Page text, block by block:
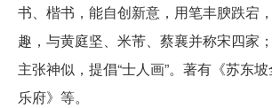
书、楷书，能自创新意，用笔丰腴跌宕
趣，与黄庭坚、米芾、蔡襄并称宋四家
主张神似，提倡“士人画”。著有《苏东
乐府》等。